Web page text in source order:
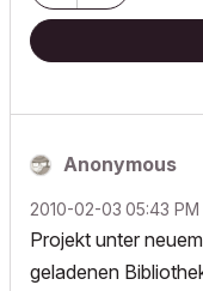
Anonymous
‎2010-02-03 05:43 PM
Projekt unter
geladenen